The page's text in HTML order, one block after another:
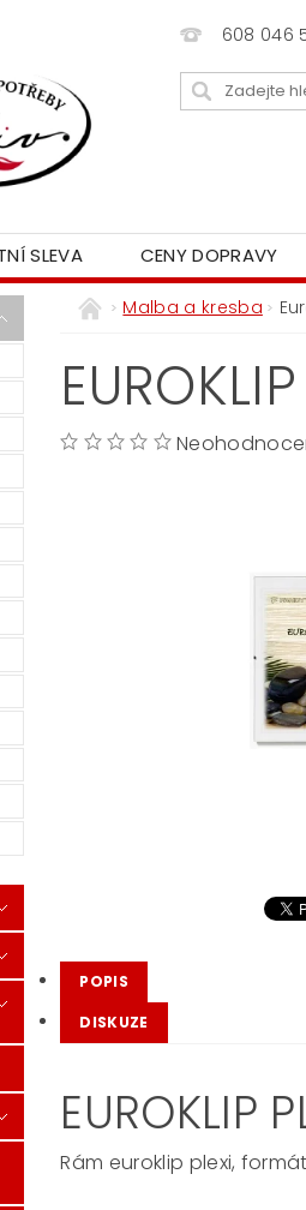
608 046
SLEVA CENY DOPRAVY
Malba a kresba
POPIS
DISKUZE
EUROKLIP
Rám euroklip plexi,